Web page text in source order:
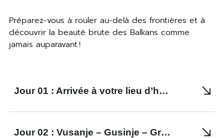
Préparez-vous à rouler au-delà des frontières et à
découvrir la beauté brute des Balkans comme
jamais auparavant !
Jour 01 : Arrivée à votre lieu d’hébergement à Vusanje
Jour 02 : Vusanje – Gusinje – Grebaje – Popadija Katun – Taljanka (sans vélo) – Popadija Katun – Gusinje – Hakanje – Plav